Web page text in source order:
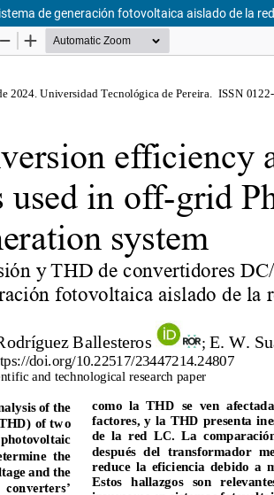
de generación fotovoltaica aislado de la red